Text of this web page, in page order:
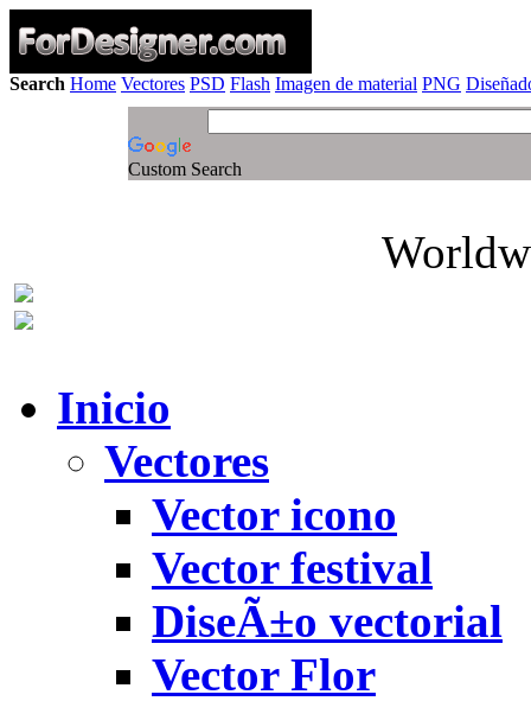
Search Home Vectores PSD Flash Imagen de material PNG
Custom Search
Inicio
Vectores
Vector icono
Vector festival
DiseÃ±o vectorial
Vector Flor